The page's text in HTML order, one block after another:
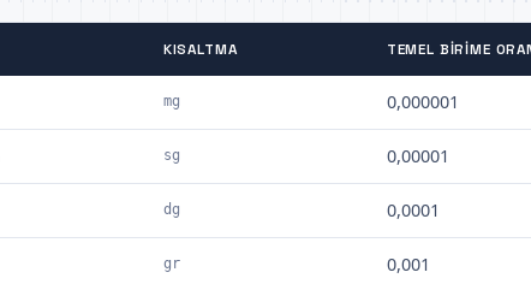
KISALTMA TEMEL BIRIME
mg 0,000001
sg 0,00001
dg 0,0001
gr 0,001